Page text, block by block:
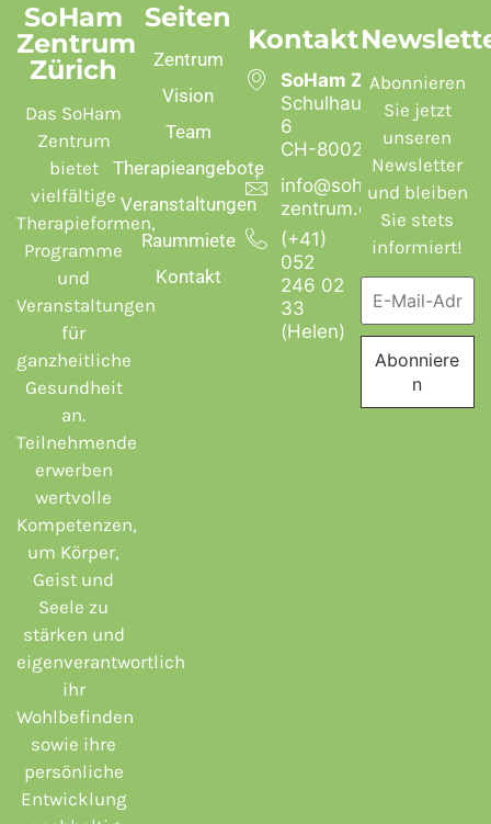
SoHam
Zentrum
Zürich
Das SoHam
Zentrum
bietet
vielfältige
Therapieformen,
Programme
und
Veranstaltungen
für
ganzheitliche
Gesundheit
an.
Teilnehmende
erwerben
wertvolle
Kompetenzen,
um Körper,
Geist und
Seele zu
stärken und
eigenverantwortlich
ihr
Wohlbefinden
sowie ihre
persönliche
Entwicklung
Seiten
Zentrum
Vision
Team
Therapieangebote
Veranstaltungen
Raummiete
Kontakt
Kontakt
SoHam Zentrum
Schulhausstrasse
6
CH-8002 Zürich
info@soham-
zentrum.ch
(+41)
052
246 02
33
(Helen)
Abonnieren
Sie jetzt
unseren
Newsletter
und bleiben
Sie stets
informiert!